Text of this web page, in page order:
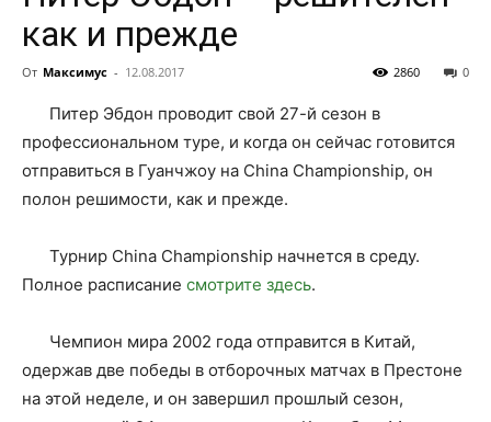
как и прежде
От Максимус - 12.08.2017 0
2860
Питер Эбдон проводит свой 27-й сезон в
профессиональном туре, и когда он сейчас готовится
отправиться в Гуанчжоу на China Championship, он
полон решимости, как и прежде.
Турнир China Championship начнется в среду.
Полное расписание смотрите здесь.
Чемпион мира 2002 года отправится в Китай,
одержав две победы в отборочных матчах в Престоне
на этой неделе, и он завершил прошлый сезон,